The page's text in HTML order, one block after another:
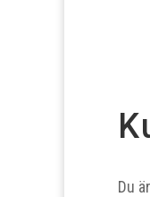
Du